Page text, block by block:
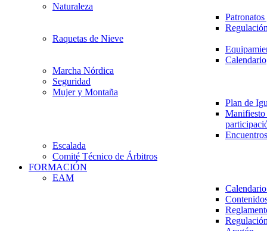
Naturaleza
Raquetas de Nieve
Calendario
Marcha Nórdica
Seguridad
Mujer y Montaña
Plan de
Escalada
Comité Técnico de Árbitros
FORMACIÓN
EAM